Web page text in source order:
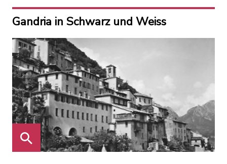
Gandria in Schwarz und Weiss